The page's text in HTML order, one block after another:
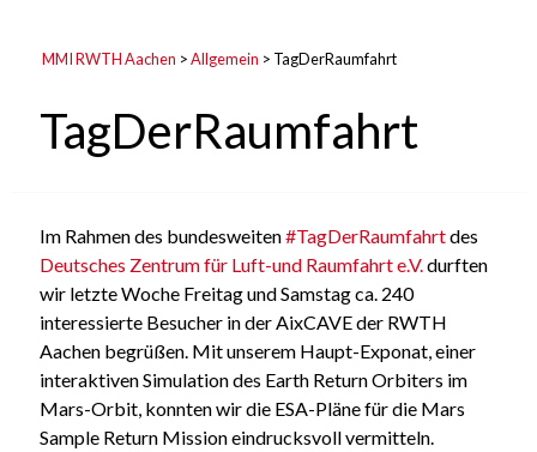
MMI RWTH Aachen >Allgemein > TagDerRaumfahrt
TagDerRaumfahrt
Im Rahmen des bundesweiten#TagDerRaumfahrtdes
Deutsches Zentrum für Luft-und Raumfahrt e.V. durften
wir letzte Woche Freitag und Samstag ca. 240
interessierte Besucher in der AixCAVE der RWTH
Aachen begrüßen. Mit unserem Haupt-Exponat, einer
interaktiven Simulation des Earth Return Orbiters im
Mars-Orbit, konnten wir die ESA-Pläne für die Mars
Sample Return Mission eindrucksvoll vermitteln.